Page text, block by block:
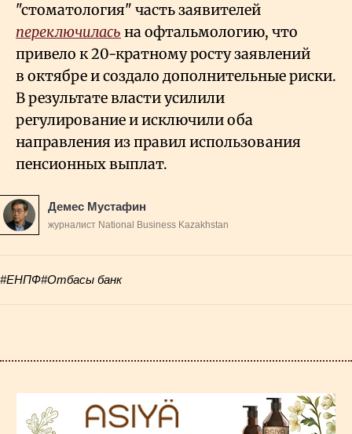
"стоматология" часть заявителей
переключилась на офтальмологию, что
привело к 20-кратному росту заявлений
в октябре и создало дополнительные риски.
В результате власти усилили
регулирование и исключили оба
направления из правил использования
пенсионных выплат.
Демес Мустафин
журналист National Business Kazakhstan
#ЕНПФ#Отбасы банк